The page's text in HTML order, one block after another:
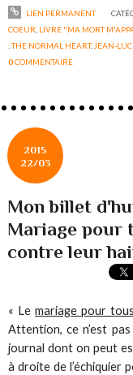
LIEN PERMANENT
COEUR LIVRE "MA MORT
:THE NORMAL HEART, JEAN-
0COMMENTAIRE
2015
22/03
Mon billet
Mariage pour
contre leur
« Lemariage pour tous
Attention, ce n’est
journal dont on peut
à droite de l’échiquier